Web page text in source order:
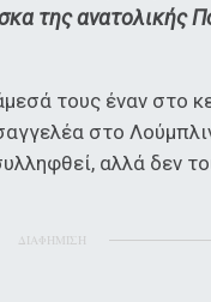
της ανατολικής
τους έναν στο
στο
αλλά δεν
ΔΙΑΦΗΜΙΣΗ